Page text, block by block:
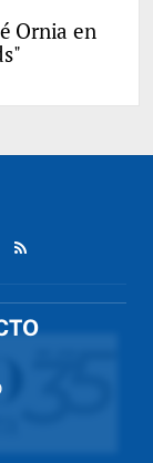
Ornia en